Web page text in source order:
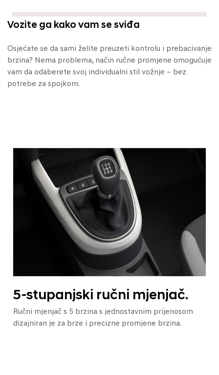
Vozite ga kako vam se sviđa
Osjećate se da sami želite preuzeti kontrolu i prebacivanje
brzina? Nema problema, način ručne promjene omogućuje
vam da odaberete svoj individualni stil vožnje – bez
potrebe za spojkom.
5-stupanjski ručni mjenjač.
Ručni mjenjač s 5 brzina s jednostavnim prijenosom
dizajniran je za brze i precizne promjene brzina.